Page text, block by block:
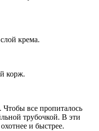
крема.
корж.
все пропиталось
трубочкой. В эти
и быстрее.